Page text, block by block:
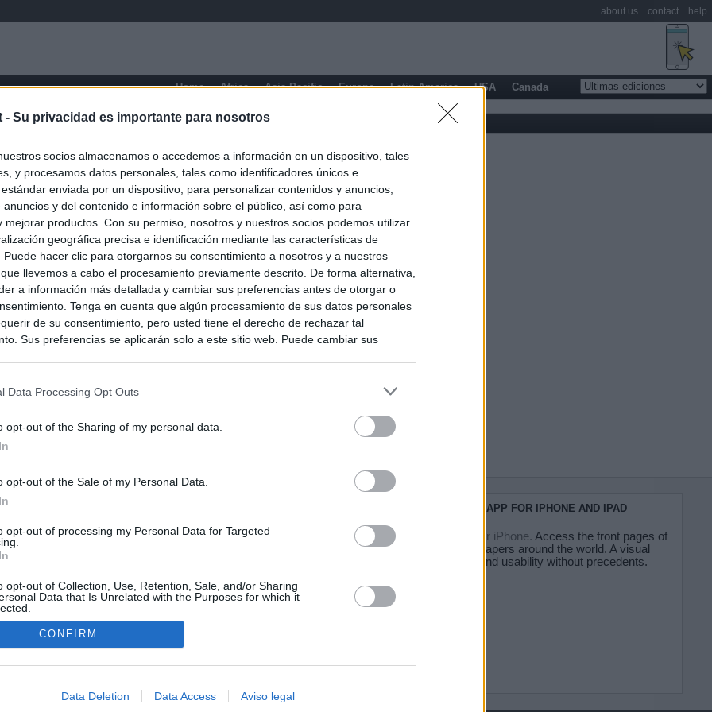
- Su privacidad es importante para nosotros
socios almacenamos o accedemos a información en un dispositivo, tales
y procesamos datos personales, tales como identificadores únicos e
enviada por un dispositivo, para personalizar contenidos y anuncios,
anuncios y del contenido e información sobre el público, así como para
mejorar productos. Con su permiso, nosotros y nuestros socios podemos utilizar
geográfica precisa e identificación mediante las características de
Puede hacer clic para otorgarnos su consentimiento a nosotros y a nuestros
llevemos a cabo el procesamiento previamente descrito. De forma alternativa,
a información más detallada y cambiar sus preferencias antes de otorgar o
Tenga en cuenta que algún procesamiento de sus datos personales
de su consentimiento, pero usted tiene el derecho de rechazar tal
Sus preferencias se aplicarán solo a este sitio web. Puede cambiar sus
Data Processing Opt Outs
opt-out of the Sharing of my personal data.
opt-out of the Sale of my Personal Data.
opt-out of processing my Personal Data for Targeted
opt-out of Collection, Use, Retention, Sale, and/or Sharing
Data that Is Unrelated with the Purposes for which it
CONFIRM
Data Deletion Data Access Aviso legal
Home Africa Asia-Pacific Europe Latin America USA Canada
daily press directory that gives access to the world's largest news
readable image taken from today's frontpage cover of each
KIOSKO.NET APP FOR IPHONE AND IPAD
Kiosko.net for iPhone. Access the front pages of
major newspapers around the world. A visual
experience and usability without precedents.
about us contact help